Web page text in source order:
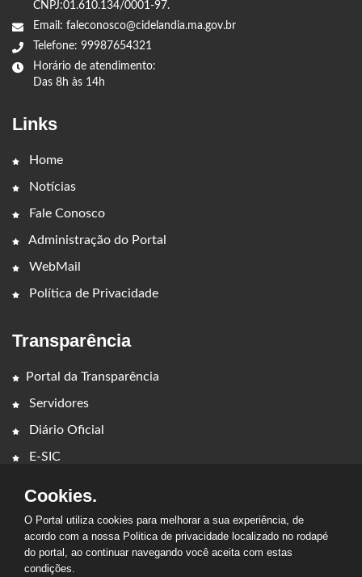
CNPJ:01.610.134/0001-97.
Email: faleconosco@cidelandia.ma.gov.br
Telefone: 99987654321
Horário de atendimento:
Das 8h às 14h
Links
Home
Notícias
Fale Conosco
Administração do Portal
WebMail
Política de Privacidade
Transparência
Portal da Transparência
Servidores
Diário Oficial
E-SIC
Cookies.
O Portal utiliza cookies para melhorar a sua experiência, de
acordo com a nossa Politica de privacidade localizado no rodapé
do portal, ao continuar navegando você aceita com estas
condições.
2026 - PREFEITURA MUNICIPAL DE CIDELÂNDIA. Todos os